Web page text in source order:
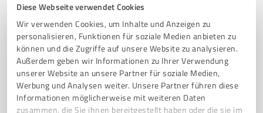
Diese Webseite verwendet Cookies
Wir verwenden Cookies, um Inhalte und Anzeigen zu
personalisieren, Funktionen für soziale Medien anbieten zu
können und die Zugriffe auf unsere Website zu analysieren.
Außerdem geben wir Informationen zu Ihrer Verwendung
unserer Website an unsere Partner für soziale Medien,
Werbung und Analysen weiter. Unsere Partner führen diese
Informationen möglicherweise mit weiteren Daten
zusammen, die Sie ihnen bereitgestellt haben oder die sie im
Sie möchten auch hier gelistet werden?
Registrieren Sie sich jetzt und werden Sie ein von
Kunden empfohlener ProvenExpert!
1